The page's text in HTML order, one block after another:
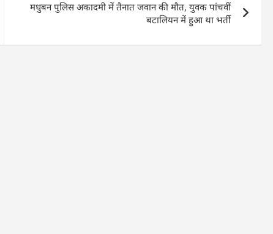
मधुबन पुलिस अकादमी में तैनात जवान की मौत, युवक पांचवीं
बटालियन में हुआ था भर्ती